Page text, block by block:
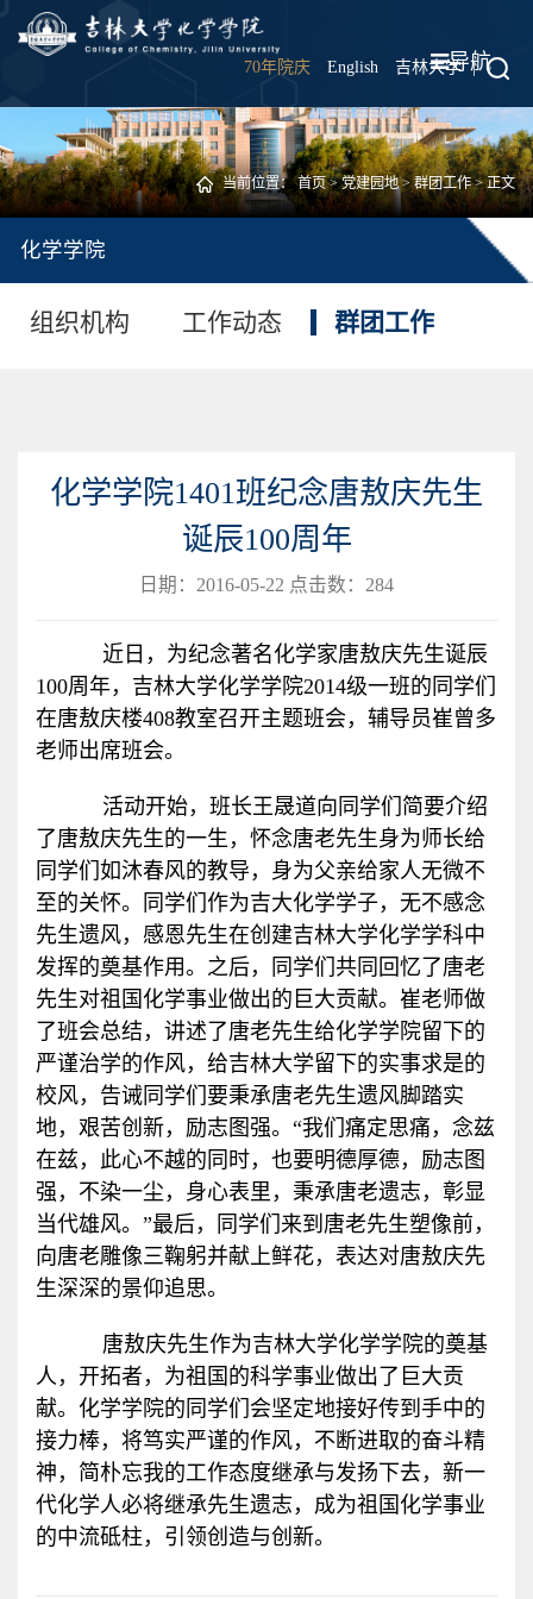
70年院庆 English 吉林大学 |
导航
当前位置：首页>党建园地>群团工作> 正文
化学学院
组织机构 工作动态 群团工作
化学学院1401班纪念唐敖庆先生
诞辰100周年
日期：2016-05-22 点击数： 284
近日，为纪念著名化学家唐敖庆先生诞辰
100周年，吉林大学化学学院2014级一班的同学们
在唐敖庆楼408教室召开主题班会，辅导员崔曾多
老师出席班会。
活动开始，班长王晟道向同学们简要介绍
了唐敖庆先生的一生，怀念唐老先生身为师长给
同学们如沐春风的教导，身为父亲给家人无微不
至的关怀。同学们作为吉大化学学子，无不感念
先生遗风，感恩先生在创建吉林大学化学学科中
发挥的奠基作用。之后，同学们共同回忆了唐老
先生对祖国化学事业做出的巨大贡献。崔老师做
了班会总结，讲述了唐老先生给化学学院留下的
严谨治学的作风，给吉林大学留下的实事求是的
校风，告诫同学们要秉承唐老先生遗风脚踏实
地，艰苦创新，励志图强。“我们痛定思痛，念兹
在兹，此心不越的同时，也要明德厚德，励志图
强，不染一尘，身心表里，秉承唐老遗志，彰显
当代雄风。”最后，同学们来到唐老先生塑像前，
向唐老雕像三鞠躬并献上鲜花，表达对唐敖庆先
生深深的景仰追思。
唐敖庆先生作为吉林大学化学学院的奠基
人，开拓者，为祖国的科学事业做出了巨大贡
献。化学学院的同学们会坚定地接好传到手中的
接力棒，将笃实严谨的作风，不断进取的奋斗精
神，简朴忘我的工作态度继承与发扬下去，新一
代化学人必将继承先生遗志，成为祖国化学事业
的中流砥柱，引领创造与创新。